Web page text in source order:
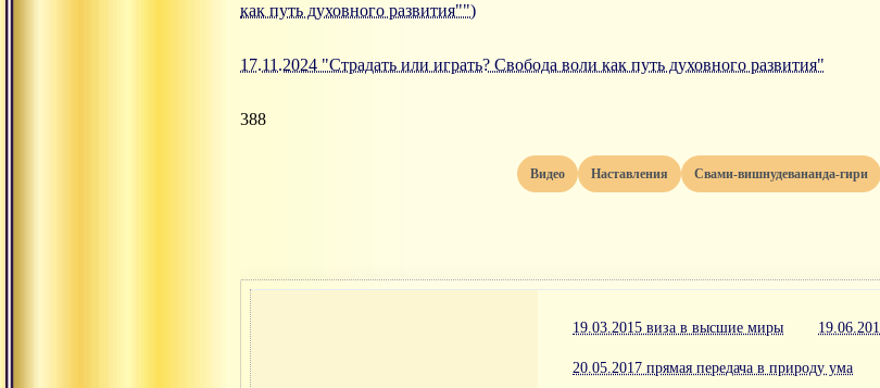
как путь духовного развития"")
17.11.2024 "Страдать или играть? Свобода воли как путь духовного развития"
388
Видео Наставления Свами-вишнудевананда-гири
19.03.2015 виза в высшие миры
20.05.2017 прямая передача в природу ума